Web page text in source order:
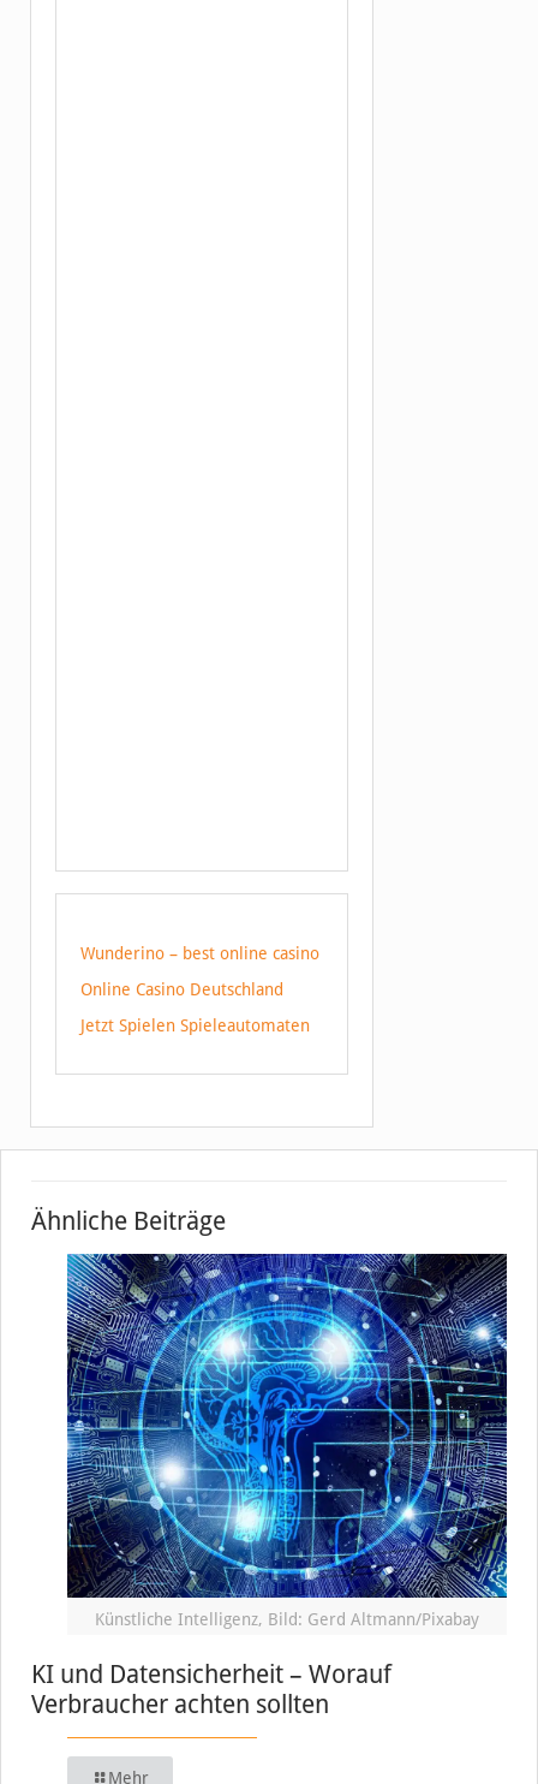
Wunderino – best online casino
Online Casino Deutschland
Jetzt Spielen Spieleautomaten
Ähnliche Beiträge
Künstliche Intelligenz, Bild: Gerd Altmann/Pixabay
KI und Datensicherheit – Worauf
Verbraucher achten sollten
Mehr